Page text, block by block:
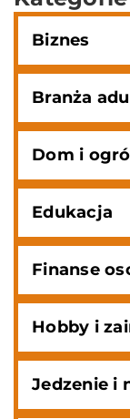
Biznes
Branża
Dom i
Edukacja
Finanse
Hobby i
Jedzenie i